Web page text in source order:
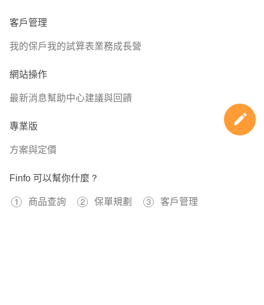
客戶管理
我的保戶我的試算表業務成長營
網站操作
最新消息幫助中心建議與回饋
專業版
方案與定價
Finfo 可以幫你什麼？
商品查詢 保單規劃 客戶管理